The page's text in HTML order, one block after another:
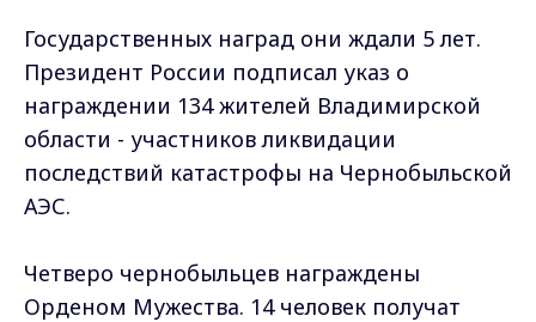
Государственных наград они ждали 5 лет.
Президент России подписал указ о
награждении 134 жителей Владимирской
области - участников ликвидации
последствий катастрофы на Чернобыльской
АЭС.
Четверо чернобыльцев награждены
Орденом Мужества. 14 человек получат